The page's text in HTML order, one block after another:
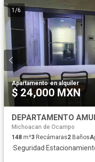
1 /6
Apartamento·en alquiler
$ 24,000 MXN
DEPARTAMENTO
Michoacan de Ocampo
148 m²3 Recámaras2 Baños
·Seguridad·